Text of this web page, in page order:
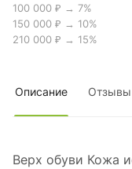
100 000 ₽ → 7%
150 000 ₽ → 10%
210 000 ₽ → 15%
Описание Отзывы
Верх обуви Кожа